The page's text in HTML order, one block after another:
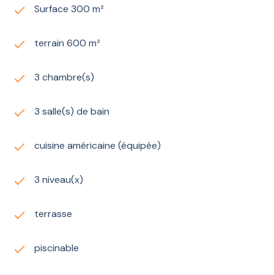
Surface 300 m²
terrain 600 m²
3 chambre(s)
3 salle(s) de bain
cuisine américaine (équipée)
3 niveau(x)
terrasse
piscinable